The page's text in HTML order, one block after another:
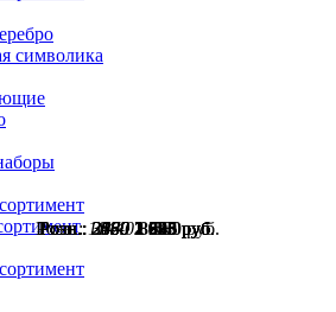
Розн.:3060 2 295руб.
Розн.:2560 1 920руб.
Розн.:2670 2 003руб.
Розн.:3850 2 888руб.
Розн.:2180 1 635руб.
Розн.:11440 8 580руб.
Розн.:2180 1 635руб.
Розн.:2460 1 845руб.
символика